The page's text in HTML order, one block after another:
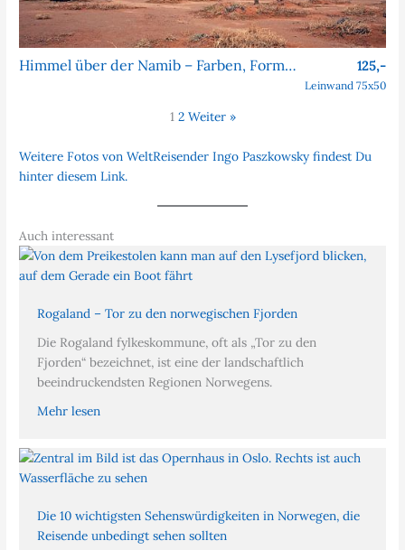
Himmel über der Namib – Farben, Formen, Faszination 125,-
Leinwand 75x50
1 2 Weiter »
Weitere Fotos von WeltReisender Ingo Paszkowsky findest Du
hinter diesem Link.
Auch interessant
Rogaland – Tor zu den norwegischen Fjorden
Die Rogaland fylkeskommune, oft als „Tor zu den
Fjorden“ bezeichnet, ist eine der landschaftlich
beeindruckendsten Regionen Norwegens.
Mehr lesen
Die 10 wichtigsten Sehenswürdigkeiten in Norwegen, die
Reisende unbedingt sehen sollten